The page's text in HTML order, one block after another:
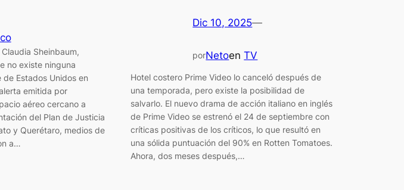
Sheinbaum,
no existe ninguna
Estados Unidos en
emitida por
aéreo cercano a
del Plan de Justicia
y Querétaro, medios de
a…
Dic 10, 2025—
porNetoenTV
Hotel costero Prime Video lo canceló después de
una temporada, pero existe la posibilidad de
salvarlo. El nuevo drama de acción italiano en inglés
de Prime Video se estrenó el 24 de septiembre con
críticas positivas de los críticos, lo que resultó en
una sólida puntuación del 90% en Rotten Tomatoes.
Ahora, dos meses después,…